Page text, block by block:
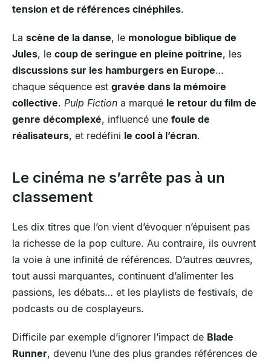
tension et de références cinéphiles.
La scène de la danse, le monologue biblique de
Jules, le coup de seringue en pleine poitrine, les
discussions sur les hamburgers en Europe…
chaque séquence est gravée dans la mémoire
collective. Pulp Fiction a marqué le retour du film de
genre décomplexé, influencé une foule de
réalisateurs, et redéfini le cool à l’écran.
Le cinéma ne s’arrête pas à un
classement
Les dix titres que l’on vient d’évoquer n’épuisent pas
la richesse de la pop culture. Au contraire, ils ouvrent
la voie à une infinité de références. D’autres œuvres,
tout aussi marquantes, continuent d’alimenter les
passions, les débats… et les playlists de festivals, de
podcasts ou de cosplayeurs.
Difficile par exemple d’ignorer l’impact de Blade
Runner, devenu l’une des plus grandes références de